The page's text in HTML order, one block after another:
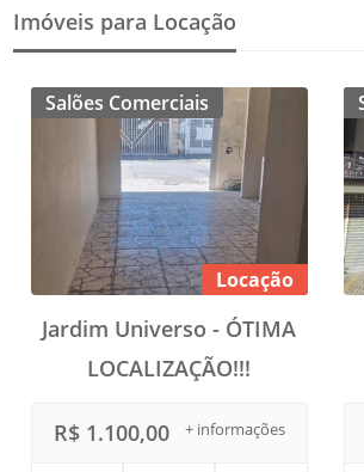
Imóveis para Locação
Salões Comerciais
Locação
Jardim Universo - ÓTIMA
LOCALIZAÇÃO!!!
+ informações
R$ 1.100,00